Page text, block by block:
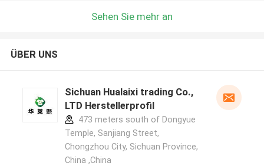
Sehen Sie mehr an
ÜBER UNS
Sichuan Hualaixi trading Co.,
LTD Herstellerprofil
473 meters south of Dongyue
Temple, Sanjiang Street,
Chongzhou City, Sichuan Province,
China ,China